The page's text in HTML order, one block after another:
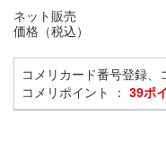
ネット販売
価格（税込）
コメリカード番号登録
コメリポイント ： 39ポ